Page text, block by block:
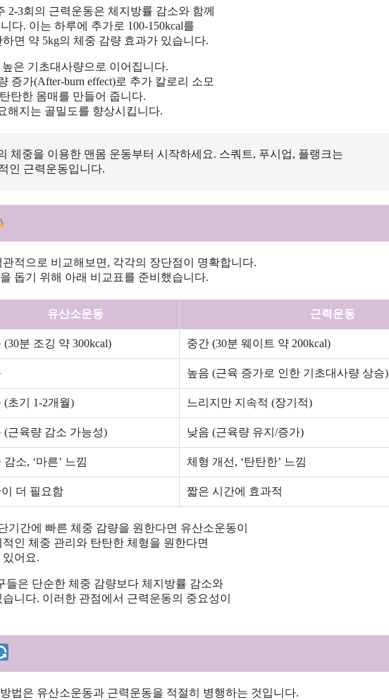
2-3회의 근력운동은 체지방률 감소와 함께
다. 이는 하루에 추가로 100-150kcal를
면 약 5kg의 체중 감량 효과가 있습니다.
은 기초대사량으로 이어집니다.
증가(After-burn effect)로 추가 칼로리 소모
탄한 몸매를 만들어 줍니다.
해지는 골밀도를 향상시킵니다.
체중을 이용한 맨몸 운동부터 시작하세요. 스쿼트, 푸시업, 플랭크는
인 근력운동입니다.
적으로 비교해보면, 각각의 장단점이 명확합니다.
돕기 위해 아래 비교표를 준비했습니다.
유산소운동 근력운동
(30분 조깅 약 300kcal) 중간 (30분 웨이트 약 200kcal)
높음 (근육 증가로 인한 기초대사량 상승)
(초기 1-2개월) 느리지만 지속적 (장기적)
(근육량 감소 가능성) 낮음 (근육량 유지/증가)
감소, ‘마른’ 느낌 체형 개선, ‘탄탄한’ 느낌
더 필요함 짧은 시간에 효과적
기간에 빠른 체중 감량을 원한다면 유산소운동이
인 체중 관리와 탄탄한 체형을 원한다면
어요.
들은 단순한 체중 감량보다 체지방률 감소와
니다. 이러한 관점에서 근력운동의 중요성이
법은 유산소운동과 근력운동을 적절히 병행하는 것입니다.